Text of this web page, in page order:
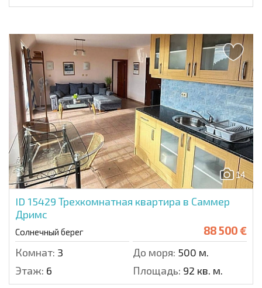
14
ID 15429 Трехкомнатная квартира в Саммер
Дримс
Солнечный берег 88 500 €
Комнат: 3 До моря: 500 м.
Этаж: 6 Площадь: 92 кв. м.